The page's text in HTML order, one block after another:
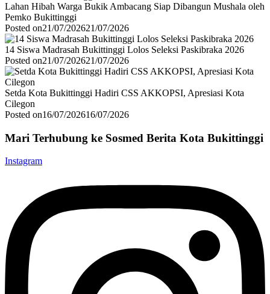
Lahan Hibah Warga Bukik Ambacang Siap Dibangun Mushala oleh
Pemko Bukittinggi
Posted on21/07/202621/07/2026
14 Siswa Madrasah Bukittinggi Lolos Seleksi Paskibraka 2026
Posted on21/07/202621/07/2026
Setda Kota Bukittinggi Hadiri CSS AKKOPSI, Apresiasi Kota
Cilegon
Posted on16/07/202616/07/2026
Mari Terhubung ke Sosmed Berita Kota Bukittinggi
Instagram